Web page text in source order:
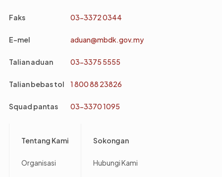
Faks 03-3372 0344
E-mel aduan@mbdk.gov.my
Talian aduan 03-3375 5555
Talian bebas tol 1 800 88 23826
Squad pantas 03-3370 1095
Tentang Kami
Organisasi
Sokongan
Hubungi Kami